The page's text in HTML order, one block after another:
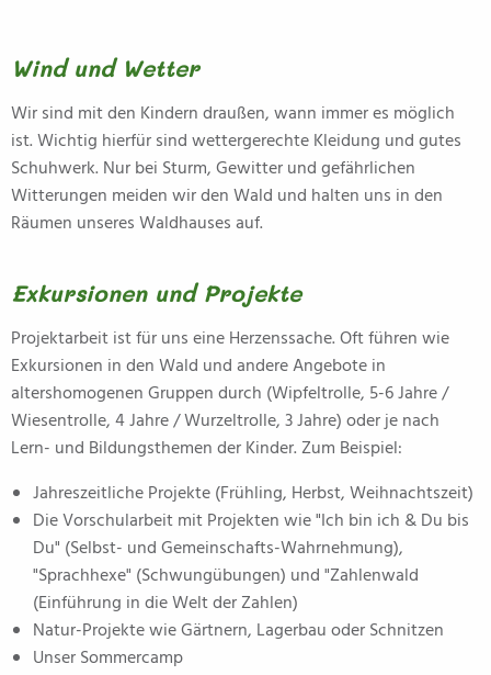
Wind und Wetter
Wir sind mit den Kindern draußen, wann immer es möglich
ist. Wichtig hierfür sind wettergerechte Kleidung und gutes
Schuhwerk. Nur bei Sturm, Gewitter und gefährlichen
Witterungen meiden wir den Wald und halten uns in den
Räumen unseres Waldhauses auf.
Exkursionen und Projekte
Projektarbeit ist für uns eine Herzenssache. Oft führen wie
Exkursionen in den Wald und andere Angebote in
altershomogenen Gruppen durch (Wipfeltrolle, 5-6 Jahre /
Wiesentrolle, 4 Jahre / Wurzeltrolle, 3 Jahre) oder je nach
Lern- und Bildungsthemen der Kinder. Zum Beispiel:
Jahreszeitliche Projekte (Frühling, Herbst, Weihnachtszeit)
Die Vorschularbeit mit Projekten wie "Ich bin ich & Du bis
Du" (Selbst- und Gemeinschafts-Wahrnehmung),
"Sprachhexe" (Schwungübungen) und "Zahlenwald
(Einführung in die Welt der Zahlen)
Natur-Projekte wie Gärtnern, Lagerbau oder Schnitzen
Unser Sommercamp